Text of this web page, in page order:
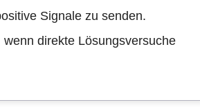
Signale zu senden.
direkte Lösungsversuche